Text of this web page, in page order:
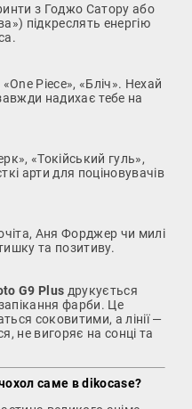
з Годжо Сатору або
підкреслять енергію
Piece», «Бліч». Нехай
надихає тебе на
«Токійський гуль»,
арти для поціновувачів
Аня Форджер чи милі
та позитиву.
G9 Plus друкується
фарби. Це
соковитими, а лінії —
не вигоряє на сонці та
саме в dikocase?